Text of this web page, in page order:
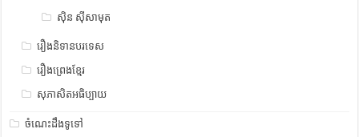
ស៊ិន ស៊ីសាមុត
រឿងនិទានបរទេស
រឿងព្រេងខ្មែរ
សុភាសិតអធិប្បាយ
ចំណេះដឹងទូទៅ